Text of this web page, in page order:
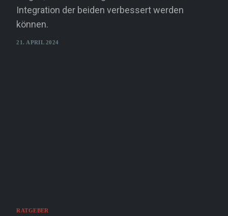
Integration der beiden verbessert werden
können.
21. APRIL 2024
RATGEBER